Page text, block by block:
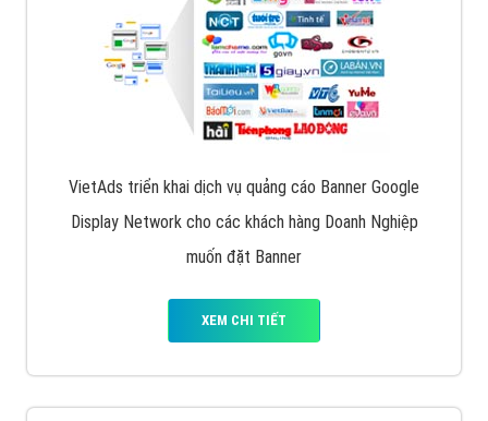
VietAds triển khai dịch vụ quảng cáo Banner Google
Display Network cho các khách hàng Doanh Nghiệp
muốn đặt Banner
XEM CHI TIẾT